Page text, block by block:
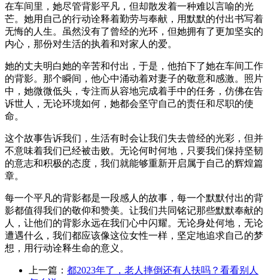
在车间里，她尽管背影平凡，但却散发着一种难以言喻的光
芒。她用自己的行动诠释着勤劳与奉献，用默默的付出书写着
无悔的人生。虽然没有了曾经的光环，但她拥有了更加坚实的
内心，那份对生活的执着和对家人的爱。
她的丈夫明白她的辛苦和付出，于是，他拍下了她在车间工作
的背影。那个瞬间，他心中涌动着对妻子的敬意和感激。照片
中，她微微低头，专注而从容地完成着手中的任务，仿佛在告
诉世人，无论环境如何，她都会坚守自己的责任和尽职的使
命。
这个故事告诉我们，生活有时会让我们失去曾经的光彩，但并
不意味着我们已经被击败。无论何时何地，只要我们保持坚韧
的意志和积极的态度，我们就能够重新开启属于自己的辉煌篇
章。
每一个平凡的背影都是一段感人的故事，每一个默默付出的背
影都值得我们的敬仰和赞美。让我们共同铭记那些默默奉献的
人，让他们的背影永远在我们心中闪耀。无论身处何地，无论
遭遇什么，我们都应该像这位女性一样，坚定地追求自己的梦
想，用行动诠释生命的意义。
上一篇： 都2023年了，老人摔倒还有人扶吗？看看别人